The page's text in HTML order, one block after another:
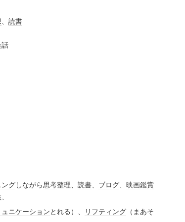
、 読書
話
ングしながら思考整理、 読書、 ブログ、 映画鑑賞
、
ュニケーションとれる）、 リフティング （まあそ